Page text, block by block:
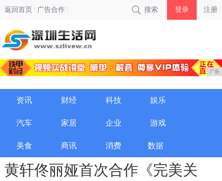
返回首页 广告合作 搜索 登录 注册
广告
资讯 财经 科技 娱乐
汽车 家居 企业 游戏
美食 商讯 消费 数据
黄轩佟丽娅首次合作《完美关